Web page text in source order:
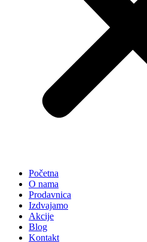
Početna
O nama
Prodavnica
Izdvajamo
Akcije
Blog
Kontakt